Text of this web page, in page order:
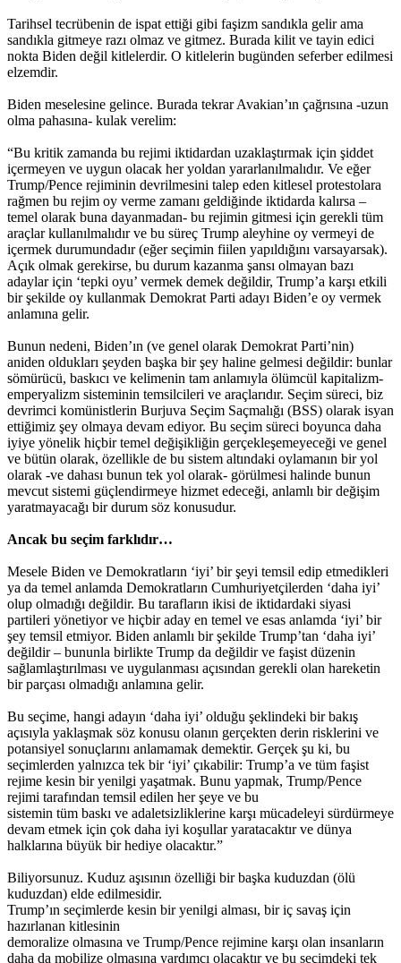
Tarihsel tecrübenin de ispat ettiği gibi faşizm sandıkla gelir ama
sandıkla gitmeye razı olmaz ve gitmez. Burada kilit ve tayin edici
nokta Biden değil kitlelerdir. O kitlelerin bugünden seferber edilmesi
elzemdir.
Biden meselesine gelince. Burada tekrar Avakian’ın çağrısına -uzun
olma pahasına- kulak verelim:
“Bu kritik zamanda bu rejimi iktidardan uzaklaştırmak için şiddet
içermeyen ve uygun olacak her yoldan yararlanılmalıdır. Ve eğer
Trump/Pence rejiminin devrilmesini talep eden kitlesel protestolara
rağmen bu rejim oy verme zamanı geldiğinde iktidarda kalırsa –
temel olarak buna dayanmadan- bu rejimin gitmesi için gerekli tüm
araçlar kullanılmalıdır ve bu süreç Trump aleyhine oy vermeyi de
içermek durumundadır (eğer seçimin fiilen yapıldığını varsayarsak).
Açık olmak gerekirse, bu durum kazanma şansı olmayan bazı
adaylar için ‘tepki oyu’ vermek demek değildir, Trump’a karşı etkili
bir şekilde oy kullanmak Demokrat Parti adayı Biden’e oy vermek
anlamına gelir.
Bunun nedeni, Biden’ın (ve genel olarak Demokrat Parti’nin)
aniden oldukları şeyden başka bir şey haline gelmesi değildir: bunlar
sömürücü, baskıcı ve kelimenin tam anlamıyla ölümcül kapitalizm-
emperyalizm sisteminin temsilcileri ve araçlarıdır. Seçim süreci, biz
devrimci komünistlerin Burjuva Seçim Saçmalığı (BSS) olarak isyan
ettiğimiz şey olmaya devam ediyor. Bu seçim süreci boyunca daha
iyiye yönelik hiçbir temel değişikliğin gerçekleşemeyeceği ve genel
ve bütün olarak, özellikle de bu sistem altındaki oylamanın bir yol
olarak -ve dahası bunun tek yol olarak- görülmesi halinde bunun
mevcut sistemi güçlendirmeye hizmet edeceği, anlamlı bir değişim
yaratmayacağı bir durum söz konusudur.
Ancak bu seçim farklıdır…
Mesele Biden ve Demokratların ‘iyi’ bir şeyi temsil edip etmedikleri
ya da temel anlamda Demokratların Cumhuriyetçilerden ‘daha iyi’
olup olmadığı değildir. Bu tarafların ikisi de iktidardaki siyasi
partileri yönetiyor ve hiçbir aday en temel ve esas anlamda ‘iyi’ bir
şey temsil etmiyor. Biden anlamlı bir şekilde Trump’tan ‘daha iyi’
değildir – bununla birlikte Trump da değildir ve faşist düzenin
sağlamlaştırılması ve uygulanması açısından gerekli olan hareketin
bir parçası olmadığı anlamına gelir.
Bu seçime, hangi adayın ‘daha iyi’ olduğu şeklindeki bir bakış
açısıyla yaklaşmak söz konusu olanın gerçekten derin risklerini ve
potansiyel sonuçlarını anlamamak demektir. Gerçek şu ki, bu
seçimlerden yalnızca tek bir ‘iyi’ çıkabilir: Trump’a ve tüm faşist
rejime kesin bir yenilgi yaşatmak. Bunu yapmak, Trump/Pence
rejimi tarafından temsil edilen her şeye ve bu
sistemin tüm baskı ve adaletsizliklerine karşı mücadeleyi sürdürmeye
devam etmek için çok daha iyi koşullar yaratacaktır ve dünya
halklarına büyük bir hediye olacaktır.”
Biliyorsunuz. Kuduz aşısının özelliği bir başka kuduzdan (ölü
kuduzdan) elde edilmesidir.
Trump’ın seçimlerde kesin bir yenilgi alması, bir iç savaş için
hazırlanan kitlesinin
demoralize olmasına ve Trump/Pence rejimine karşı olan insanların
daha da mobilize olmasına yardımcı olacaktır ve bu seçimdeki tek